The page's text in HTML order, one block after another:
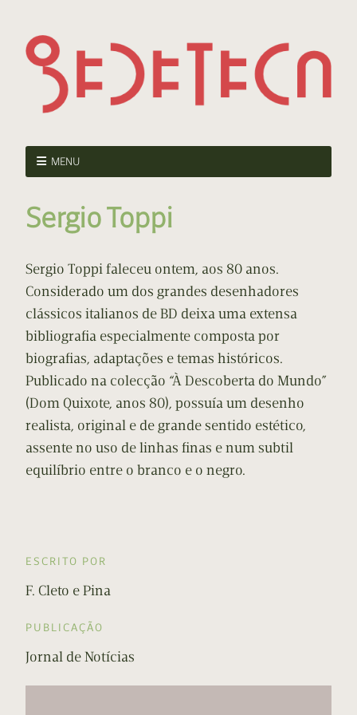
MENU
Sergio Toppi
Sergio Toppi faleceu ontem, aos 80 anos.
Considerado um dos grandes desenhadores
clássicos italianos de BD deixa uma extensa
bibliografia especialmente composta por
biografias, adaptações e temas históricos.
Publicado na colecção “À Descoberta do Mundo”
(Dom Quixote, anos 80), possuía um desenho
realista, original e de grande sentido estético,
assente no uso de linhas finas e num subtil
equilíbrio entre o branco e o negro.
ESCRITO POR
F. Cleto e Pina
PUBLICAÇÃO
Jornal de Notícias